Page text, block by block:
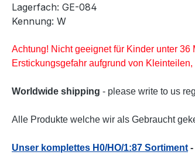
Lagerfach: GE-084
Kennung: W
Achtung! Nicht geeignet für Kinder unter 36
Erstickungsgefahr aufgrund von
Worldwide shipping - please write to us
Alle Produkte welche wir als Gebraucht
Unser komplettes H0/HO/1:87 Sortiment -